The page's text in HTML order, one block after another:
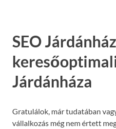
SEO
Járdánháza
Gratulálok, már tudatában
vállalkozás még nem értett